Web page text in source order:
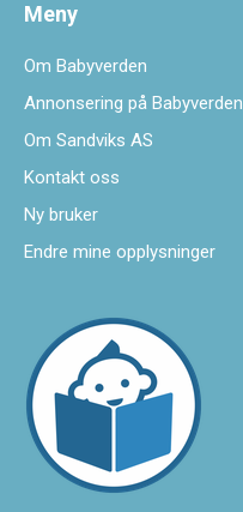
Meny
Om Babyverden
Annonsering på Babyverden
Om Sandviks AS
Kontakt oss
Ny bruker
Endre mine opplysninger